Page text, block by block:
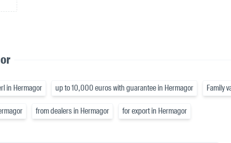
in Hermagor up to 10,000 euros with guarantee in Hermagor Family
from dealers in Hermagor for export in Hermagor